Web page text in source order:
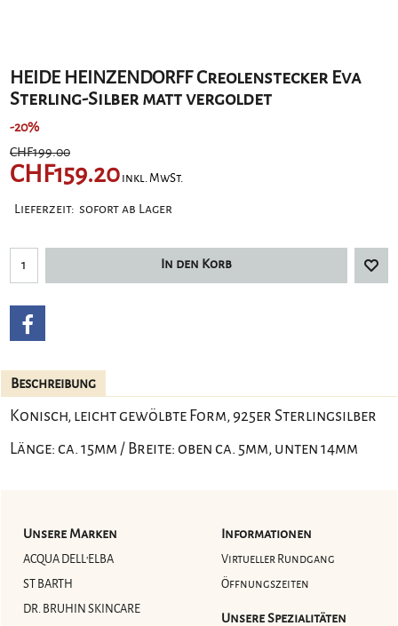
HEIDE HEINZENDORFF Creolenstecker Eva
Sterling-Silber matt vergoldet
-20%
CHF199.00
CHF159.20 inkl. MwSt.
Lieferzeit: sofort ab Lager
In den Korb
Beschreibung
Konisch, leicht gewölbte Form, 925er Sterlingsilber
Länge: ca. 15mm / Breite: oben ca. 5mm, unten 14mm
Unsere Marken
ACQUA DELL'ELBA
ST BARTH
DR. BRUHIN SKINCARE
Informationen
Virtueller Rundgang
Öffnungszeiten
Unsere Spezialitäten